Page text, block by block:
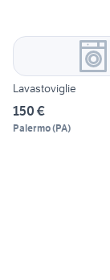
Lavastoviglie
150 €
Palermo(PA)